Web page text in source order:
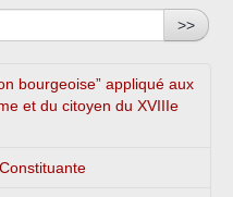
>>
bourgeoise” appliqué aux
et du citoyen du XVIIIe